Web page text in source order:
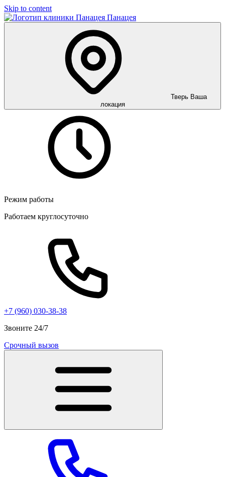
Skip to content
Панацея
Тверь Ваша
локация
Режим работы
Работаем круглосуточно
+7 (960) 030-38-38
Звоните 24/7
Срочный вызов